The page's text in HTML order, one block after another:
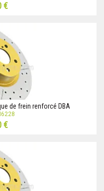
€
de frein renforcé DBA
€